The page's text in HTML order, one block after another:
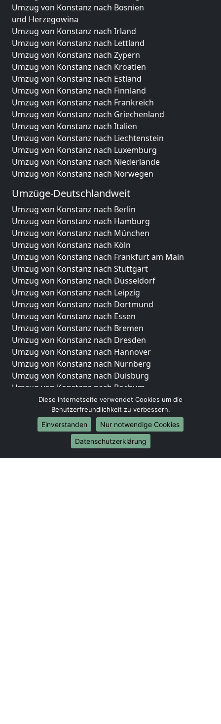
Umzug von Konstanz nach Bosnien
und Herzegowina
Umzug von Konstanz nach Irland
Umzug von Konstanz nach Lettland
Umzug von Konstanz nach Zypern
Umzug von Konstanz nach Kroatien
Umzug von Konstanz nach Estland
Umzug von Konstanz nach Finnland
Umzug von Konstanz nach Frankreich
Umzug von Konstanz nach Griechenland
Umzug von Konstanz nach Italien
Umzug von Konstanz nach Liechtenstein
Umzug von Konstanz nach Luxemburg
Umzug von Konstanz nach Niederlande
Umzug von Konstanz nach Norwegen
Umzüge-Deutschlandweit
Umzug von Konstanz nach Berlin
Umzug von Konstanz nach Hamburg
Umzug von Konstanz nach München
Umzug von Konstanz nach Köln
Umzug von Konstanz nach Frankfurt am Main
Umzug von Konstanz nach Stuttgart
Umzug von Konstanz nach Düsseldorf
Umzug von Konstanz nach Leipzig
Umzug von Konstanz nach Dortmund
Umzug von Konstanz nach Essen
Umzug von Konstanz nach Bremen
Umzug von Konstanz nach Dresden
Umzug von Konstanz nach Hannover
Umzug von Konstanz nach Nürnberg
Umzug von Konstanz nach Duisburg
Umzug von Konstanz nach Bochum
Umzug von Konstanz nach Wuppertal
Umzug von Konstanz nach Bielefeld
Umzug von Konstanz nach Bonn
Umzug von Konstanz nach Münster
Diese Internetseite verwendet Cookies um die
Benutzerfreundlichkeit zu verbessern.
Einverstanden
Nur notwendige Cookies
Datenschutzerklärung